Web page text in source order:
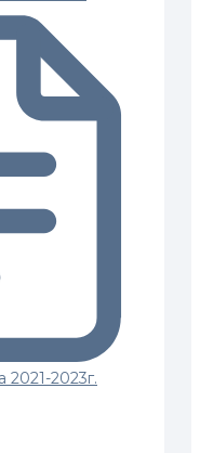
2023г.